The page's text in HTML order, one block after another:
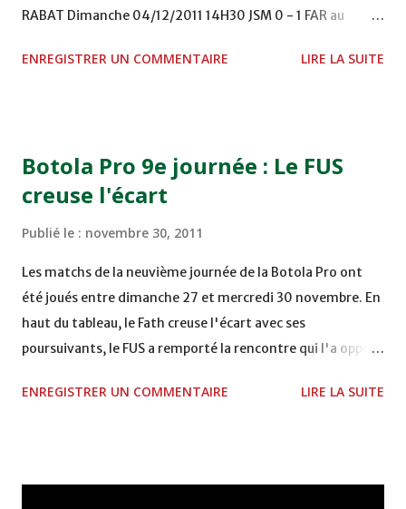
RABAT Dimanche 04/12/2011 14H30 JSM 0 - 1 FAR au
TERRAIN EL ABDI - EL JADIDA 16h30 OCK 0 - 1 HUSA
Mardi 06/12/2011 15H00 WAF - OCS au COMPLEXE SPORTIF
DE FES - FES WAC - MAS Reporté pour cause de finale de la
ENREGISTRER UN COMMENTAIRE LIRE LA SUITE
Botola Pro 9e journée : Le FUS
creuse l'écart
Publié le : novembre 30, 2011
Les matchs de la neuvième journée de la Botola Pro ont
été joués entre dimanche 27 et mercredi 30 novembre. En
haut du tableau, le Fath creuse l'écart avec ses
poursuivants, le FUS a remporté la rencontre qui l'a opposé
2, Badr Kachani a ouvert la marque à la 38e pour les
ENREGISTRER UN COMMENTAIRE LIRE LA SUITE